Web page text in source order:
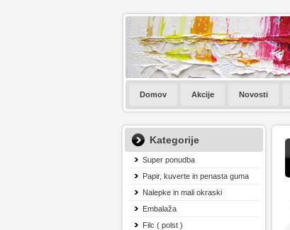
Domov Akcije Novosti
Kategorije
Super ponudba
Papir, kuverte in penasta guma
Nalepke in mali okraski
Embalaža
Filc ( polst )